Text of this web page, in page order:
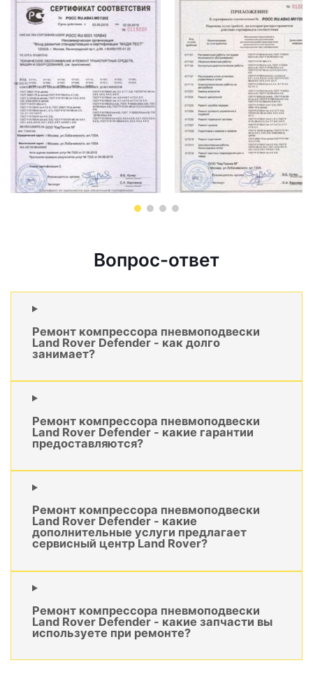
Вопрос-ответ
Ремонт компрессора пневмоподвески
Land Rover Defender - как долго
занимает?
Ремонт компрессора пневмоподвески
Land Rover Defender - какие гарантии
предоставляются?
Ремонт компрессора пневмоподвески
Land Rover Defender - какие
дополнительные услуги предлагает
сервисный центр Land Rover?
Ремонт компрессора пневмоподвески
Land Rover Defender - какие запчасти вы
используете при ремонте?